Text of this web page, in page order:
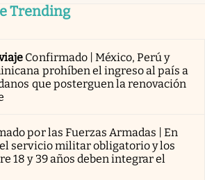
Trending
Confirmado | México, Perú y
prohíben el ingreso al país a
que posterguen la renovación
por las Fuerzas Armadas | En
servicio militar obligatorio y los
18 y 39 años deben integrar el